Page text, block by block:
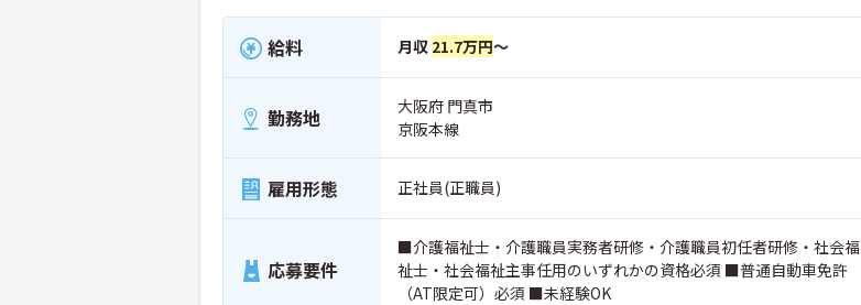
給料 月収 21.7万円～
勤務地
大阪府 門真市
京阪本線
雇用形態 正社員(正職員)
応募要件
■介護福祉士・介護職員実務者研修・介護職員初任者研修・社会福
祉士・社会福祉主事任用のいずれかの資格必須 ■普通自動車免許
（AT限定可）必須 ■未経験OK